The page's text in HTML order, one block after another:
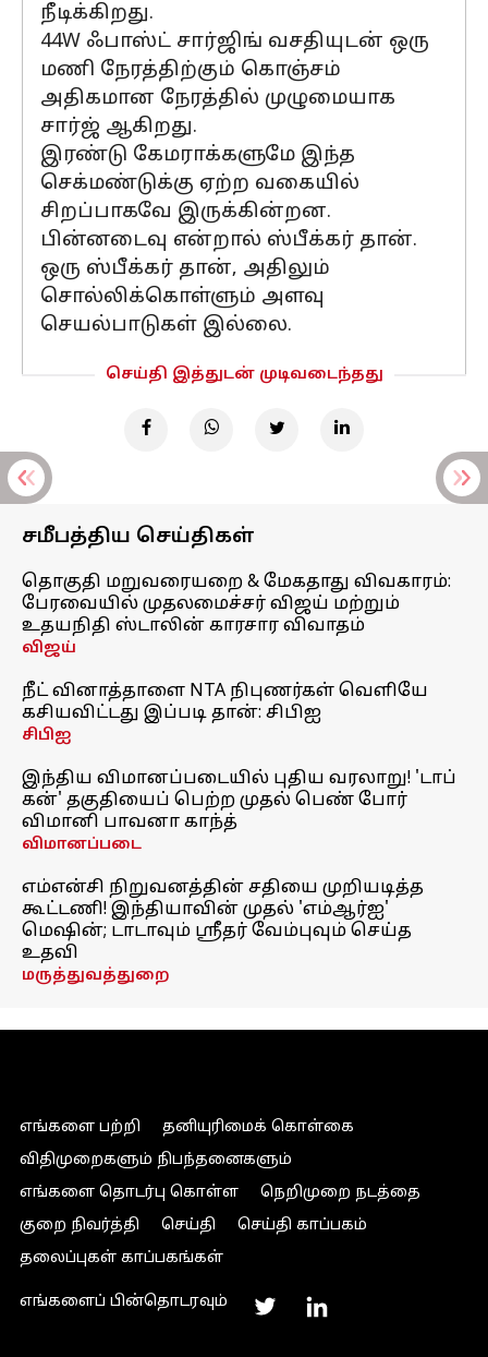
நீடிக்கிறது.
44W ஃபாஸ்ட் சார்ஜிங் வசதியுடன் ஒரு
மணி நேரத்திற்கும் கொஞ்சம்
அதிகமான நேரத்தில் முழுமையாக
சார்ஜ் ஆகிறது.
இரண்டு கேமராக்களுமே இந்த
செக்மண்டுக்கு ஏற்ற வகையில்
சிறப்பாகவே இருக்கின்றன.
பின்னடைவு என்றால் ஸ்பீக்கர் தான்.
ஒரு ஸ்பீக்கர் தான், அதிலும்
சொல்லிக்கொள்ளும் அளவு
செயல்பாடுகள் இல்லை.
செய்தி இத்துடன் முடிவடைந்தது
சமீபத்திய செய்திகள்
தொகுதி மறுவரையறை & மேகதாது விவகாரம்:
பேரவையில் முதலமைச்சர் விஜய் மற்றும்
உதயநிதி ஸ்டாலின் காரசார விவாதம்
விஜய்
நீட் வினாத்தாளை NTA நிபுணர்கள் வெளியே
கசியவிட்டது இப்படி தான்: சிபிஐ
சிபிஐ
இந்திய விமானப்படையில் புதிய வரலாறு! 'டாப்
கன்' தகுதியைப் பெற்ற முதல் பெண் போர்
விமானி பாவனா காந்த்
விமானப்படை
எம்என்சி நிறுவனத்தின் சதியை முறியடித்த
கூட்டணி! இந்தியாவின் முதல் 'எம்ஆர்ஐ'
மெஷின்; டாடாவும் ஸ்ரீதர் வேம்புவும் செய்த
உதவி
மருத்துவத்துறை
எங்களை பற்றி
தனியுரிமைக் கொள்கை
விதிமுறைகளும் நிபந்தனைகளும்
எங்களை தொடர்பு கொள்ள
நெறிமுறை நடத்தை
குறை நிவர்த்தி
செய்தி
செய்தி காப்பகம்
தலைப்புகள் காப்பகங்கள்
எங்களைப் பின்தொடரவும்